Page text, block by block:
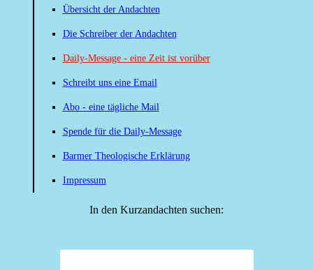
Übersicht der Andachten
Die Schreiber der Andachten
Daily-Message - eine Zeit ist vorüber
Schreibt uns eine Email
Abo - eine tägliche Mail
Spende für die Daily-Message
Barmer Theologische Erklärung
Impressum
In den Kurzandachten suchen: